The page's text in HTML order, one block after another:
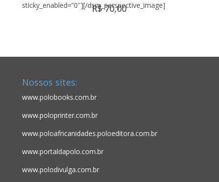
sticky_enabled=”0″][/dsm_perspective_image]
R$ 70,00
Nossos sites:
www.polobooks.com.br
www.poloprinter.com.br
www.poloafricanidades.poloeditora.com.br
www.portaldapolo.com.br
www.polodivulga.com.br